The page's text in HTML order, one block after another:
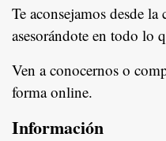
Te aconsejamos desde
asesorándote en todo lo
Ven a conocernos o
forma online.
Información